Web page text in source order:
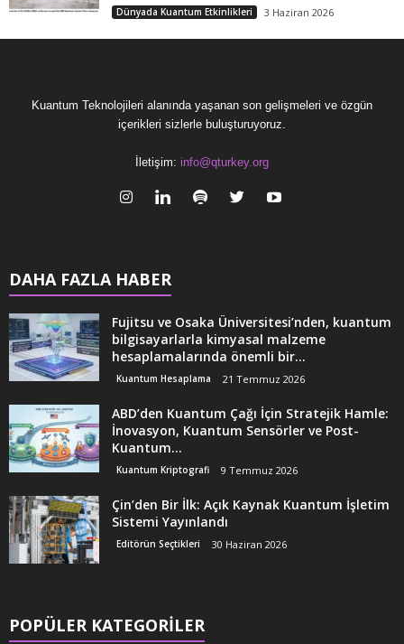
Dünyada Kuantum Etkinlikleri 3 Haziran 2026
Kuantum Teknolojileri alanında yaşanan son gelişmeleri ve özgün
içerikleri sizlerle buluşturuyoruz.
İletişim: info@qturkey.org
DAHA FAZLA HABER
Fujitsu ve Osaka Üniversitesi’nden, kuantum
bilgisayarlarla kimyasal malzeme
hesaplamalarında önemli bir...
Kuantum Hesaplama 21 Temmuz 2026
ABD’den Kuantum Çağı İçin Stratejik Hamle:
İnovasyon, Kuantum Sensörler ve Post-
Kuantum...
Kuantum Kriptografi 9 Temmuz 2026
Çin’den Bir İlk: Açık Kaynak Kuantum İşletim
Sistemi Yayınlandı
Editörün Seçtikleri 30 Haziran 2026
POPÜLER KATEGORİLER